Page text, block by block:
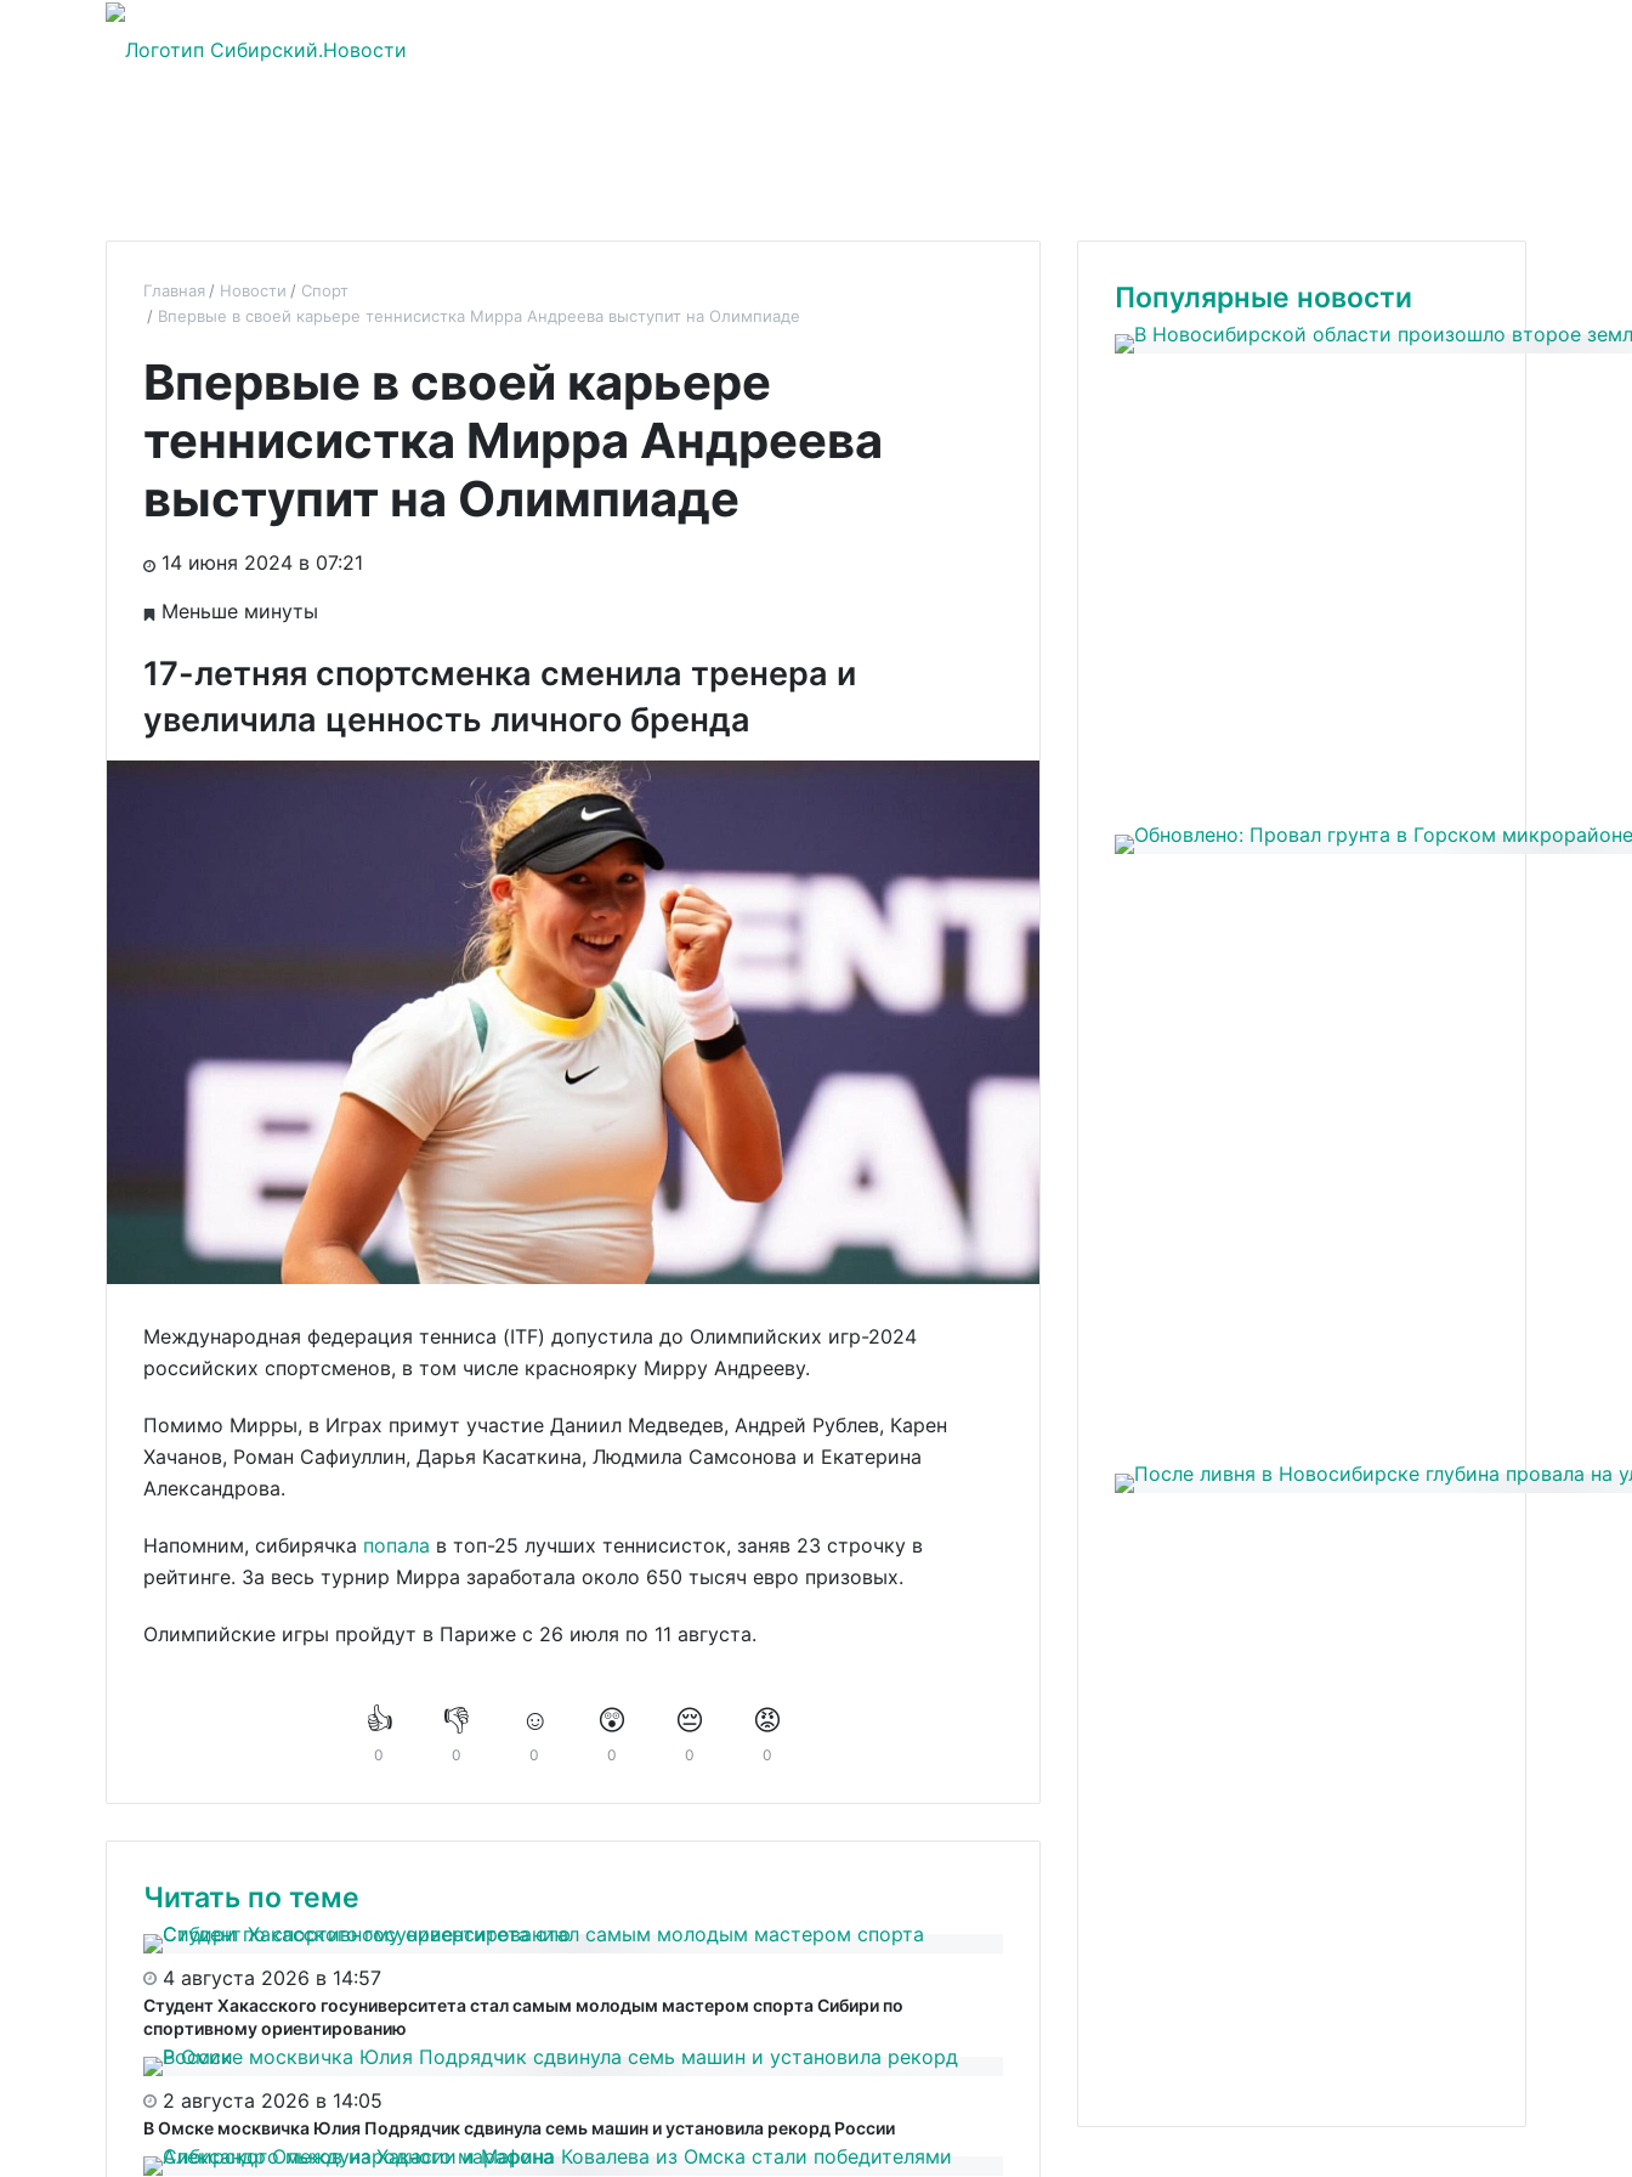
Главная Новости
Спорт
Впервые в своей карьере теннисистка Мирра Андреева выступит на Олимпиаде
Впервые в своей карьере
теннисистка Мирра Андреева
выступит на Олимпиаде
14 июня 2024 в 07:21
Меньше минуты
17-летняя спортсменка сменила тренера и
увеличила ценность личного бренда
Международная федерация тенниса (ITF) допустила до Олимпийских игр-2024
российских спортсменов, в том числе красноярку Мирру Андрееву.
Помимо Мирры, в Играх примут участие Даниил Медведев, Андрей Рублев, Карен
Хачанов, Роман Сафиуллин, Дарья Касаткина, Людмила Самсонова и Екатерина
Александрова.
Напомним, сибирячка попала в топ-25 лучших теннисисток, заняв 23 строчку в
рейтинге. За весь турнир Мирра заработала около 650 тысяч евро призовых.
Олимпийские игры пройдут в Париже с 26 июля по 11 августа.
👍
0
👎
0
☺️
0
😲
0
😔
0
😡
0
Читать по теме
4 августа 2026 в 14:57
Студент Хакасского госуниверситета стал самым молодым мастером спорта Сибири по
спортивному ориентированию
2 августа 2026 в 14:05
В Омске москвичка Юлия Подрядчик сдвинула семь машин и установила рекорд России
Популярные новости